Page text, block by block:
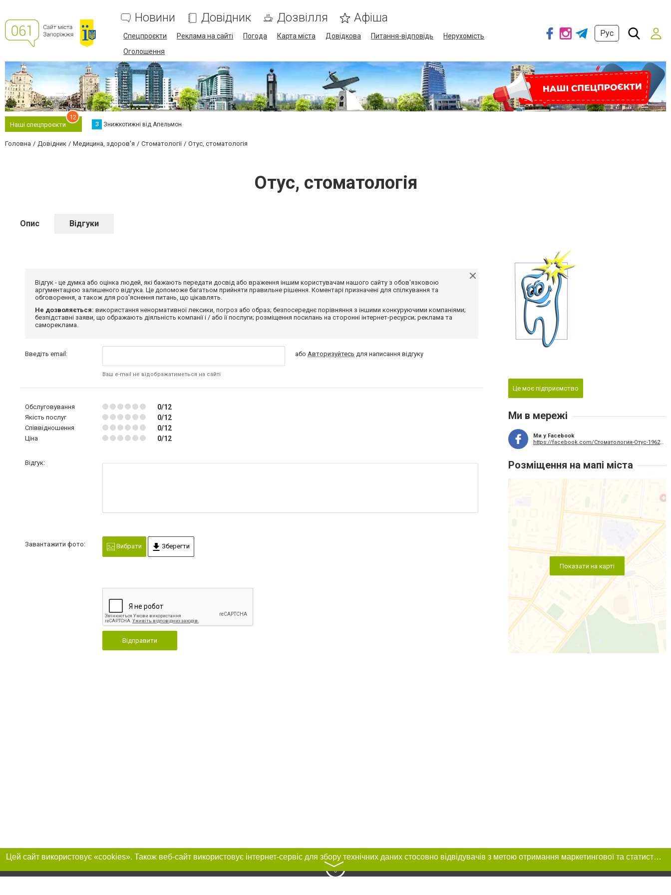
Новини Довідник Дозвілля Афіша
Спецпроєкти Реклама на сайті Погода Карта міста Довідкова Питання-відповідь
Нерухомість
Оголошення
Рус
Наші спецпроєкти
12
З Знижкотижні від Апельмон
Головна Довідник Медицина, здоров'я Стоматології Отус, стоматологія
Отус, стоматологія
Опис Відгуки
Відгук - це думка або оцінка людей, які бажають передати досвід або враження іншим користувачам нашого сайту з обов'язковою
аргументацією залишеного відгука. Це допоможе багатьом прийняти правильне рішення. Коментарі призначені для спілкування та
обговорення, а також для роз'яснення питань, що цікавлять.
Не дозволяється: використання ненормативної лексики, погроз або образ; безпосереднє порівняння з іншими конкуруючими компаніями;
безпідставні заяви, що ображають діяльність компанії і / або її послуги; розміщення посилань на сторонні інтернет-ресурси; реклама та
самореклама.
Введіть email:
Ваш e-mail не відображатиметься на сайті
абоАвторизуйтесь для написання відгуку
Обслуговування 0/12
Якість послуг 0/12
Співвідношення 0/12
Ціна 0/12
Відгук:
Завантажити фото: Вибрати Зберегти
Відправити
Це моє підприємство
Ми в мережі
Ми у Facebook
https://facebook.com/Стоматология-Отус-1962358183994495/
Розміщення на мапі міста
Показати на карті
Цей сайт використовує «cookies». Також веб-сайт використовує інтернет-сервіс для збору технічних даних стосовно відвідувачів з метою отримання маркетингової та статистичної інформації. Умови обробки даних відвідувачів сайту див.
〉